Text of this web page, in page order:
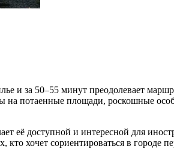
и за 50–55 минут преодолевает
на потаенные площади, роскошные
её доступной и интересной для
хочет сориентироваться в городе